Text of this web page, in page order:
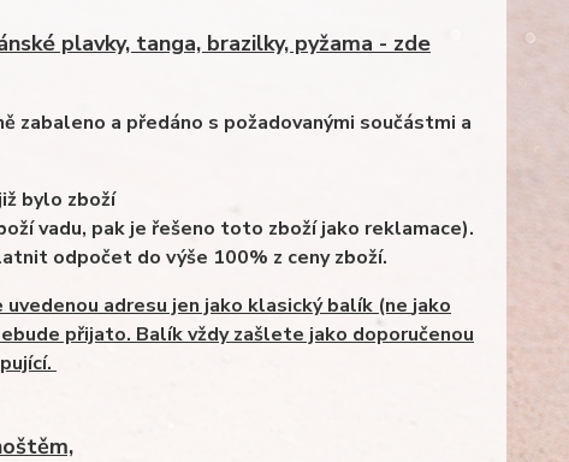
plavky, tanga, brazilky, pyžama - zde
zabaleno a předáno s požadovanými součástmi a
bylo zboží
vadu, pak je řešeno toto zboží jako reklamace).
odpočet do výše 100% z ceny zboží.
adresu jen jako klasický balík (ne jako
přijato. Balík vždy zašlete jako doporučenou